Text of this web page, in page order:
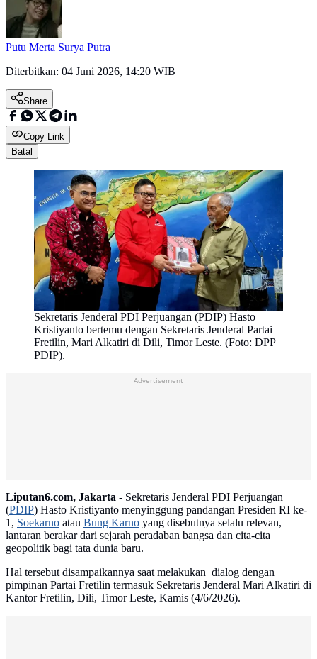
Putu Merta Surya Putra
Diterbitkan: 04 Juni 2026, 14:20 WIB
Share
Copy Link
Batal
Sekretaris Jenderal PDI Perjuangan (PDIP) Hasto
Kristiyanto bertemu dengan Sekretaris Jenderal Partai
Fretilin, Mari Alkatiri di Dili, Timor Leste. (Foto: DPP
PDIP).
Advertisement
Liputan6.com, Jakarta - Sekretaris Jenderal PDI Perjuangan
(PDIP) Hasto Kristiyanto menyinggung pandangan Presiden RI ke-
1, Soekarno atau Bung Karno yang disebutnya selalu relevan,
lantaran berakar dari sejarah peradaban bangsa dan cita-cita
geopolitik bagi tata dunia baru.
Hal tersebut disampaikannya saat melakukan dialog dengan
pimpinan Partai Fretilin termasuk Sekretaris Jenderal Mari Alkatiri di
Kantor Fretilin, Dili, Timor Leste, Kamis (4/6/2026).